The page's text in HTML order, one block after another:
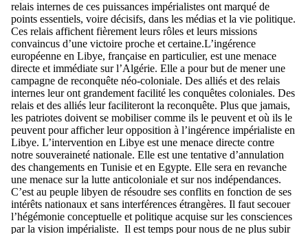
relais internes de ces puissances impérialistes ont marqué de
points essentiels, voire décisifs, dans les médias et la vie politique.
Ces relais affichent fièrement leurs rôles et leurs missions
convaincus d’une victoire proche et certaine.L’ingérence
européenne en Libye, française en particulier, est une menace
directe et immédiate sur l’Algérie. Elle a pour but de mener une
campagne de reconquête néo-coloniale. Des alliés et des relais
internes leur ont grandement facilité les conquêtes coloniales. Des
relais et des alliés leur faciliteront la reconquête. Plus que jamais,
les patriotes doivent se mobiliser comme ils le peuvent et où ils le
peuvent pour afficher leur opposition à l’ingérence impérialiste en
Libye. L’intervention en Libye est une menace directe contre
notre souveraineté nationale. Elle est une tentative d’annulation
des changements en Tunisie et en Egypte. Elle sera en revanche
une menace sur la lutte anticoloniale et sur nos indépendances.
C’est au peuple libyen de résoudre ses conflits en fonction de ses
intérêts nationaux et sans interférences étrangères. Il faut secouer
l’hégémonie conceptuelle et politique acquise sur les consciences
par la vision impérialiste. Il est temps pour nous de ne plus subir